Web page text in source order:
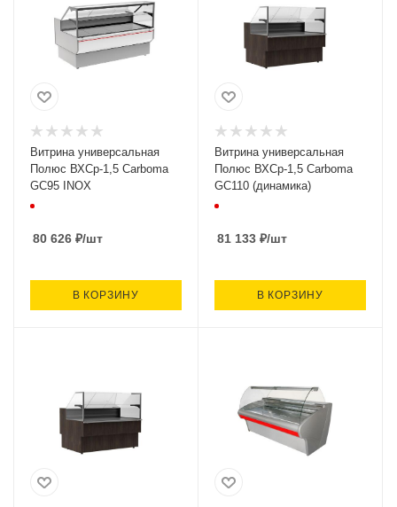
Витрина универсальная
Полюс ВХСр-1,5 Carboma
GC95 INOX
80 626 ₽/шт
В КОРЗИНУ
Витрина универсальная
Полюс ВХСр-1,5 Carboma
GC110 (динамика)
81 133 ₽/шт
В КОРЗИНУ